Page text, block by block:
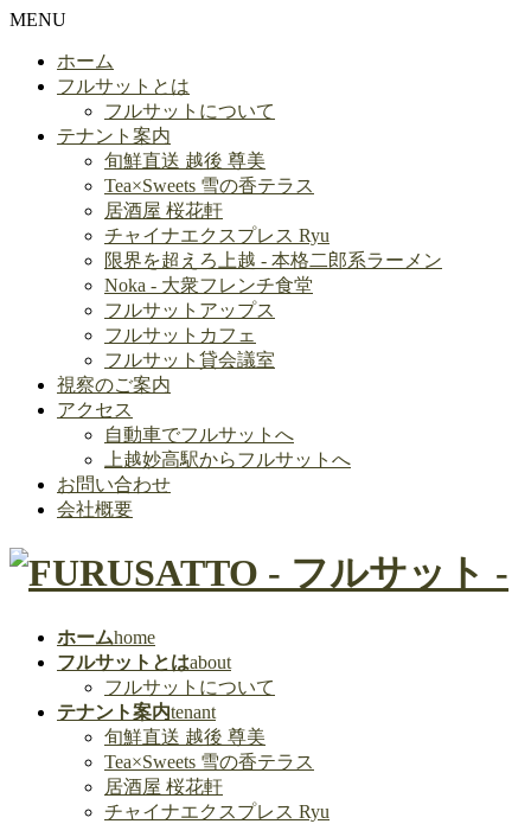
MENU
ホーム
フルサットとは
フルサットについて
テナント案内
旬鮮直送 越後 尊美
Tea×Sweets 雪の香テラス
居酒屋 桜花軒
チャイナエクスプレス Ryu
限界を超えろ上越 - 本格二郎系ラーメン
Noka - 大衆フレンチ食堂
フルサットアップス
フルサットカフェ
フルサット貸会議室
視察のご案内
アクセス
自動車でフルサットへ
上越妙高駅からフルサットへ
お問い合わせ
会社概要
ホームhome
フルサットとはabout
フルサットについて
テナント案内tenant
旬鮮直送 越後 尊美
Tea×Sweets 雪の香テラス
居酒屋 桜花軒
チャイナエクスプレス Ryu